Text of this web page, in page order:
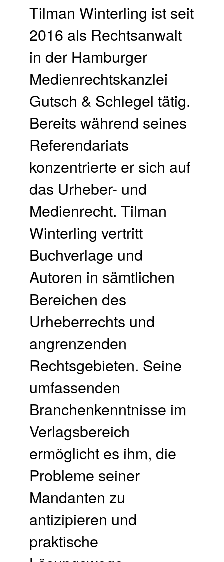
Tilman Winterling ist seit
2016 als Rechtsanwalt
in der Hamburger
Medienrechtskanzlei
Gutsch & Schlegel tätig.
Bereits während seines
Referendariats
konzentrierte er sich auf
das Urheber- und
Medienrecht. Tilman
Winterling vertritt
Buchverlage und
Autoren in sämtlichen
Bereichen des
Urheberrechts und
angrenzenden
Rechtsgebieten. Seine
umfassenden
Branchenkenntnisse im
Verlagsbereich
ermöglicht es ihm, die
Probleme seiner
Mandanten zu
antizipieren und
praktische